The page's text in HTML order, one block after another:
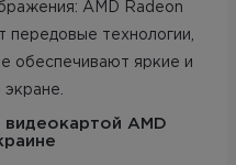
AMD Radeon
технологии,
обеспечивают яркие и
AMD